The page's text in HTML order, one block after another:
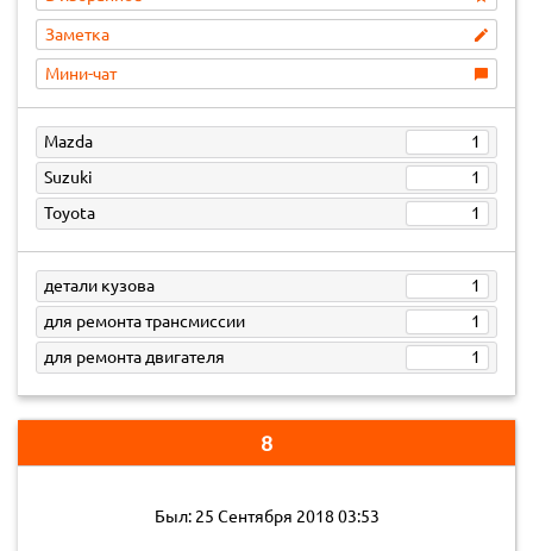
Заметка
Мини-чат
Mazda
1
Suzuki
1
Toyota
1
детали кузова
1
для ремонта трансмиссии
1
для ремонта двигателя
1
8
Был: 25 Сентября 2018 03:53